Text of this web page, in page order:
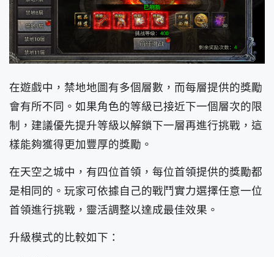
在遊戲中，禁地地圖有多個層數，而每層提供的獎勵
會有所不同。如果角色的等級已接近下一個層次的限
制，建議優先提升等級以解鎖下一層再進行挑戰，這
樣能夠獲得更加豐厚的獎勵。
在天空之城中，有四位首領，每位首領提供的獎勵都
是相同的。玩家可依據自己的戰鬥實力選擇任意一位
首領進行挑戰，靈活調整以達成最佳效果。
升級模式的比較如下：